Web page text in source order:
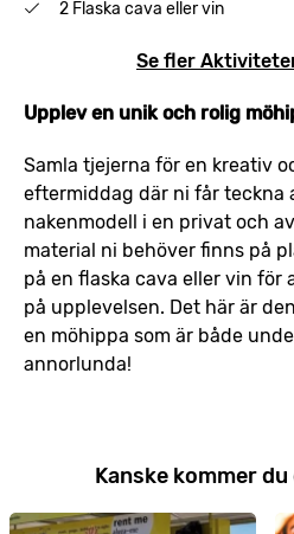
2 Flaska cava eller vin
Se fler
Upplev en unik och rolig
Samla tjejerna för en kreativ
eftermiddag där ni får teckna
nakenmodell i en privat och
material ni behöver finns på
på en flaska cava eller vin
på upplevelsen. Det här är
en möhippa som är både
annorlunda!
Kanske kommer